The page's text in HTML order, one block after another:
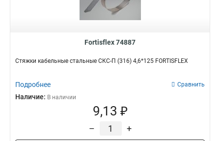
Fortisflex 74887
Стяжки кабельные стальные СКС-П (316) 4,6*125 FORTISFLEX
Подробнее Сравнить
Наличие: В наличии
9,13 ₽
– +